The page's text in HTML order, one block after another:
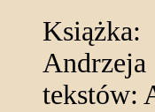
tekstów: